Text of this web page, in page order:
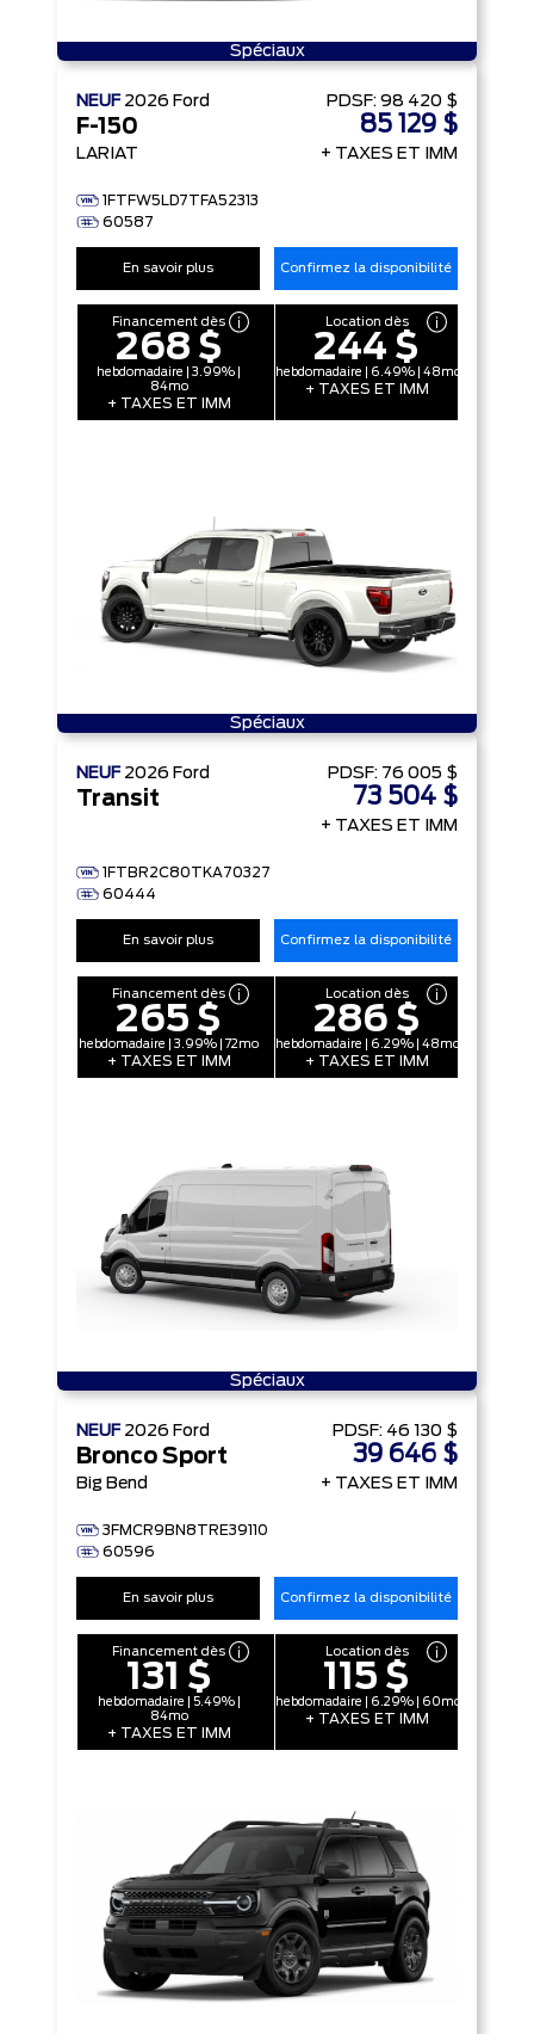
Spéciaux
NEUF 2026 Ford
F-150
LARIAT
1FTFW5LD7TFA52313
60587
PDSF: 98 420 $
85 129 $
+ TAXES ET IMM
En savoir plus Confirmez la disponibilité
Financement dès
268 $
hebdomadaire | 3.99% |
84mo
+ TAXES ET IMM
Location dès
244 $
hebdomadaire | 6.49% | 48mo
+ TAXES ET IMM
Spéciaux
NEUF 2026 Ford
Transit
1FTBR2C80TKA70327
60444
PDSF: 76 005 $
73 504 $
+ TAXES ET IMM
En savoir plus Confirmez la disponibilité
Financement dès
265 $
hebdomadaire | 3.99% | 72mo
+ TAXES ET IMM
Location dès
286 $
hebdomadaire | 6.29% | 48mo
+ TAXES ET IMM
Spéciaux
NEUF 2026 Ford
Bronco Sport
Big Bend
3FMCR9BN8TRE39110
60596
PDSF: 46 130 $
39 646 $
+ TAXES ET IMM
En savoir plus Confirmez la disponibilité
Financement dès
131 $
hebdomadaire | 5.49% |
84mo
+ TAXES ET IMM
Location dès
115 $
hebdomadaire | 6.29% | 60mo
+ TAXES ET IMM